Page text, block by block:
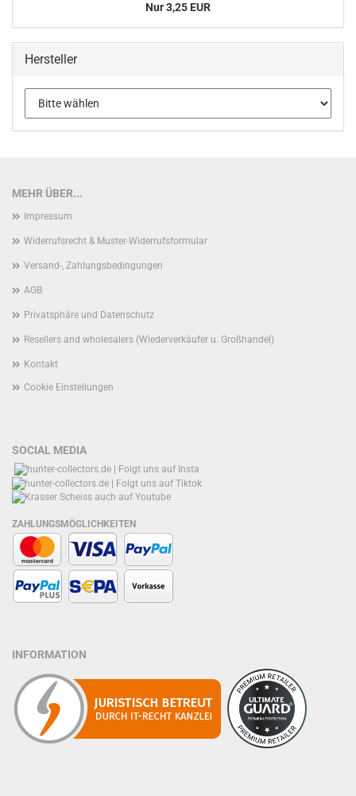
Nur 3,25 EUR
Hersteller
MEHR ÜBER...
Impressum
Widerrufsrecht & Muster-Widerrufsformular
Versand-, Zahlungsbedingungen
AGB
Privatsphäre und Datenschutz
Resellers and wholesalers (Wiederverkäufer u. Großhandel)
Kontakt
Cookie Einstellungen
SOCIAL MEDIA
ZAHLUNGSMÖGLICHKEITEN
INFORMATION